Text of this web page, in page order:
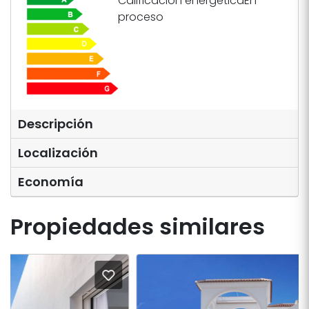
proceso
Descripción
Localización
Economía
Propiedades similares